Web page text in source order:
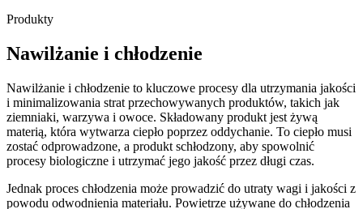
Produkty
Nawilżanie i chłodzenie
Nawilżanie i chłodzenie to kluczowe procesy dla utrzymania jakości
i minimalizowania strat przechowywanych produktów, takich jak
ziemniaki, warzywa i owoce. Składowany produkt jest żywą
materią, która wytwarza ciepło poprzez oddychanie. To ciepło musi
zostać odprowadzone, a produkt schłodzony, aby spowolnić
procesy biologiczne i utrzymać jego jakość przez długi czas.
Jednak proces chłodzenia może prowadzić do utraty wagi i jakości z
powodu odwodnienia materiału. Powietrze używane do chłodzenia